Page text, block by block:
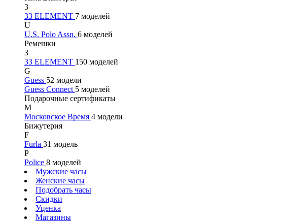
3
33 ELEMENT 7 моделей
U
U.S. Polo Assn. 6 моделей
Ремешки
3
33 ELEMENT 150 моделей
G
Guess 52 модели
Guess Connect 5 моделей
Подарочные сертификаты
М
Московское Время 4 модели
Бижутерия
F
Furla 31 модель
P
Police 8 моделей
Мужские часы
Женские часы
Подобрать часы
Скидки
Уценка
Магазины